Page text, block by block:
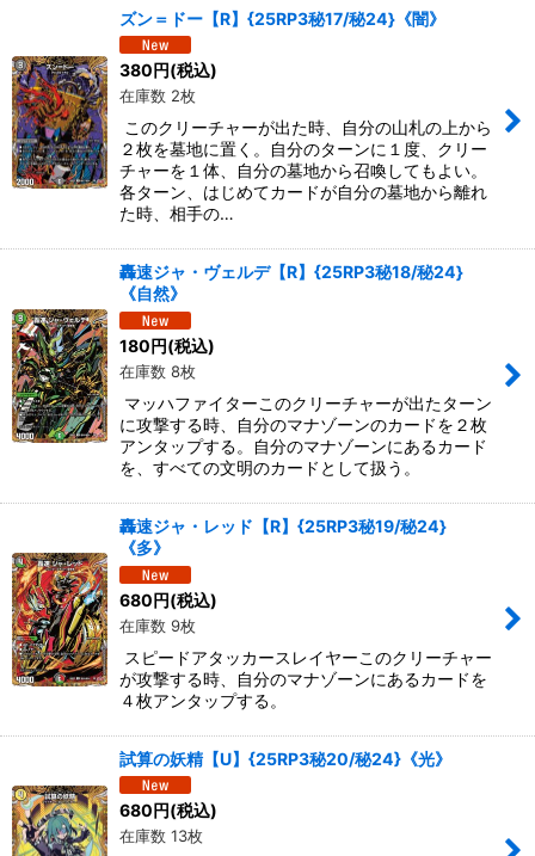
ズン＝ドー【R】{25RP3秘17/秘24}《闇》
380円(税込)
在庫数 2枚
このクリーチャーが出た時、自分の山札の上から
２枚を墓地に置く。自分のターンに１度、クリー
チャーを１体、自分の墓地から召喚してもよい。
各ターン、はじめてカードが自分の墓地から離れ
た時、相手の…
轟速ジャ・ヴェルデ【R】{25RP3秘18/秘24}
《自然》
180円(税込)
在庫数 8枚
マッハファイターこのクリーチャーが出たターン
に攻撃する時、自分のマナゾーンのカードを２枚
アンタップする。自分のマナゾーンにあるカード
を、すべての文明のカードとして扱う。
轟速ジャ・レッド【R】{25RP3秘19/秘24}
《多》
680円(税込)
在庫数 9枚
スピードアタッカースレイヤーこのクリーチャー
が攻撃する時、自分のマナゾーンにあるカードを
４枚アンタップする。
試算の妖精【U】{25RP3秘20/秘24}《光》
680円(税込)
在庫数 13枚